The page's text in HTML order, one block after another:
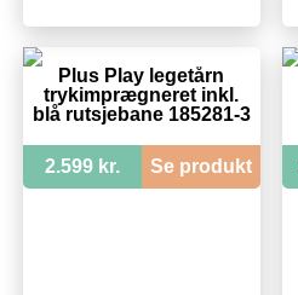
Plus Play legetårn
trykimprægneret inkl.
blå rutsjebane 185281-3
2.599 kr. Se produkt